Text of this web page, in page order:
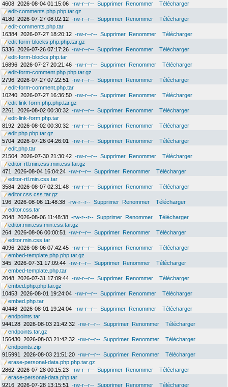
4608 2026-08-04 01:15:06 -rw-r--r-- Supprimer Renommer
Télécharger
edit-comments.php.php.tar.gz
4180 2026-07-27 08:02:12 -rw-r--r-- Supprimer Renommer
Télécharger
edit-comments.php.tar
16384 2026-07-27 18:20:12 -rw-r--r-- Supprimer Renommer
Télécharger
edit-form-blocks.php.php.tar.gz
5336 2026-07-26 07:17:26 -rw-r--r-- Supprimer Renommer
Télécharger
edit-form-blocks.php.tar
16896 2026-07-27 20:21:46 -rw-r--r-- Supprimer Renommer
Télécharger
edit-form-comment.php.php.tar.gz
2796 2026-07-27 07:22:51 -rw-r--r-- Supprimer Renommer
Télécharger
edit-form-comment.php.tar
10240 2026-07-27 16:36:50 -rw-r--r-- Supprimer Renommer
Télécharger
edit-link-form.php.php.tar.gz
2261
2026-08-02 00:30:32 -rw-r--r-- Supprimer Renommer
Télécharger
edit-link-form.php.tar
8192 2026-08-02 00:30:32 -rw-r--r-- Supprimer Renommer
Télécharger
edit.php.php.tar.gz
5704 2026-07-26 04:26:01 -rw-r--r-- Supprimer Renommer
Télécharger
edit.php.tar
21504 2026-07-30 21:30:42 -rw-r--r-- Supprimer Renommer
Télécharger
editor-rtl.min.css.min.css.tar.gz
471
2026-08-04 16:04:24 -rw-r--r-- Supprimer Renommer
Télécharger
editor-rtl.min.css.tar
3584 2026-08-07 02:31:48 -rw-r--r-- Supprimer Renommer
Télécharger
editor.css.css.tar.gz
196 2026-08-06 11:48:38 -rw-r--r-- Supprimer Renommer
Télécharger
editor.css.tar
2048 2026-08-06 11:48:38 -rw-r--r-- Supprimer Renommer
Télécharger
editor.min.css.min.css.tar.gz
264 2026-08-06 00:00:51 -rw-r--r-- Supprimer Renommer
Télécharger
editor.min.css.tar
4096 2026-08-06 07:42:45 -rw-r--r-- Supprimer Renommer
Télécharger
embed-template.php.php.tar.gz
345 2026-07-31 17:09:44 -rw-r--r-- Supprimer Renommer
Télécharger
embed-template.php.tar
2048 2026-07-31 17:09:44 -rw-r--r-- Supprimer Renommer
Télécharger
embed.php.php.tar.gz
10453 2026-08-01 19:24:04 -rw-r--r-- Supprimer Renommer
Télécharger
embed.php.tar
40448 2026-08-01 19:24:04 -rw-r--r-- Supprimer Renommer
Télécharger
endpoints.tar
944128 2026-08-03 21:42:32 -rw-r--r-- Supprimer Renommer
Télécharger
endpoints.tar.gz
156430 2026-08-03 21:42:32 -rw-r--r-- Supprimer Renommer
Télécharger
endpoints.zip
915991
2026-08-03 21:51:20 -rw-r--r-- Supprimer Renommer
Télécharger
erase-personal-data.php.php.tar.gz
2862 2026-07-28 00:15:23 -rw-r--r-- Supprimer Renommer
Télécharger
erase-personal-data.php.tar
9216 2026-07-28 13:15:51 -rw-r--r-- Supprimer Renommer Télécharger